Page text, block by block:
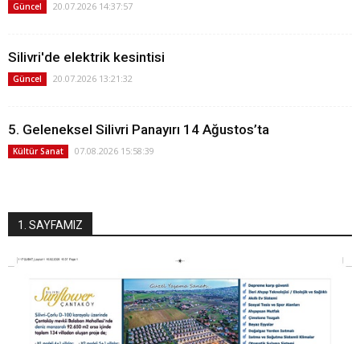
Güncel 20.07.2026 14:37:57
Silivri'de elektrik kesintisi
Güncel 20.07.2026 13:21:32
5. Geleneksel Silivri Panayırı 14 Ağustos’ta
Kültür Sanat 07.08.2026 15:58:39
1. SAYFAMIZ